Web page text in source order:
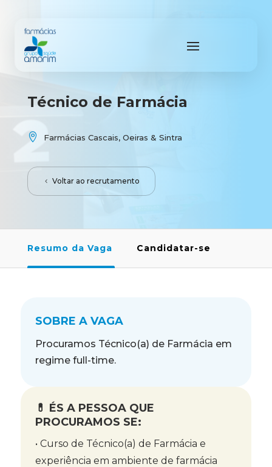
Técnico de Farmácia
 Farmácias Cascais, Oeiras & Sintra
Voltar ao recrutamento
Resumo da Vaga Candidatar-se
SOBRE A VAGA
Procuramos Técnico(a) de Farmácia em
regime full-time.
💊 ÉS A PESSOA QUE
PROCURAMOS SE:
• Curso de Técnico(a) de Farmácia e
experiência em ambiente de farmácia